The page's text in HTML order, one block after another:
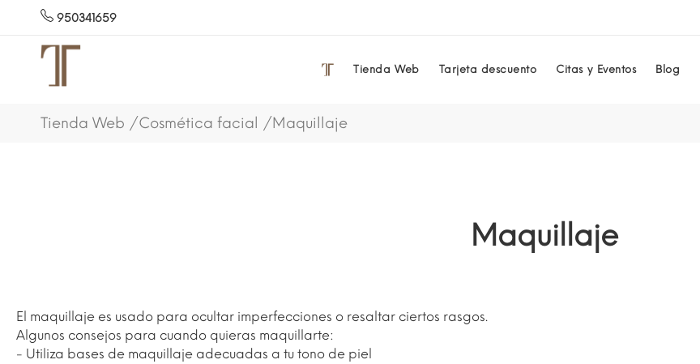
950341659
Tienda Web Tarjeta descuento Citas y Eventos Blog
Tienda Web Cosmética facial Maquillaje
Maquillaje
El maquillaje es usado para ocultar imperfecciones o resaltar ciertos rasgos.
Algunos consejos para cuando quieras maquillarte:
- Utiliza bases de maquillaje adecuadas a tu tono de piel